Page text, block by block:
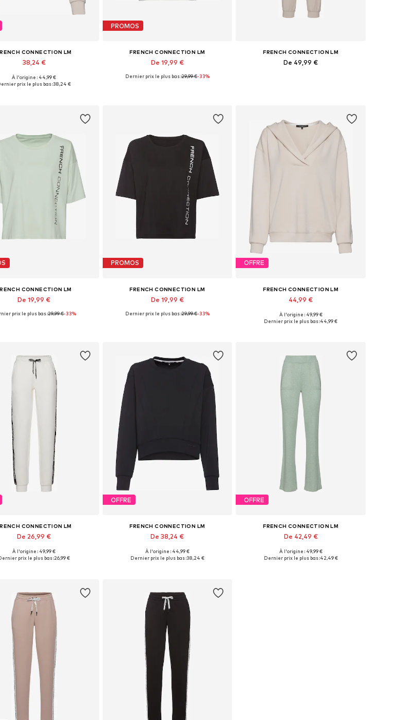
CONNECTION LM
38,24 €
À l'origine : 44,99 €
prix le plus bas :38,24 €
PROMOS
FRENCH CONNECTION LM
De 19,99 €
Tailles disponibles: XS, XS-S, M, L
Dernier prix le plus bas :29,99 €-33%
FRENCH CONNECTION LM
De 49,99 €
CONNECTION LM
De 19,99 €
disponibles: XS, XS-S, M
prix le plus bas :29,99 €-33%
PROMOS
FRENCH CONNECTION LM
De 19,99 €
Tailles disponibles: XS-S, M, L
Dernier prix le plus bas :29,99 €-33%
OFFRE
FRENCH CONNECTION LM
44,99 €
Tailles disponibles: XS, M
À l'origine : 49,99 €
Dernier prix le plus bas :44,99 €
CONNECTION LM
De 26,99 €
À l'origine : 49,99 €
prix le plus bas :26,99 €
OFFRE
FRENCH CONNECTION LM
De 38,24 €
Disponible en plusieurs tailles
À l'origine : 44,99 €
Dernier prix le plus bas :38,24 €
OFFRE
FRENCH CONNECTION LM
De 42,49 €
Tailles disponibles: 36-38, 40-42, 44-46
À l'origine : 49,99 €
Dernier prix le plus bas :42,49 €